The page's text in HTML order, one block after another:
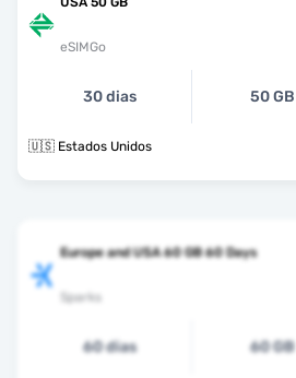
eSIMGo
30 dias 50 GB
🇺🇸 Estados Unidos
Europe and USA 60 GB 60 Days
Sparks
60 dias 60 GB